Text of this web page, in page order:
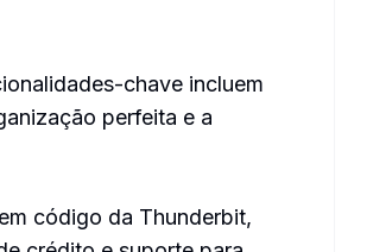
chave incluem
perfeita e a
código da Thunderbit,